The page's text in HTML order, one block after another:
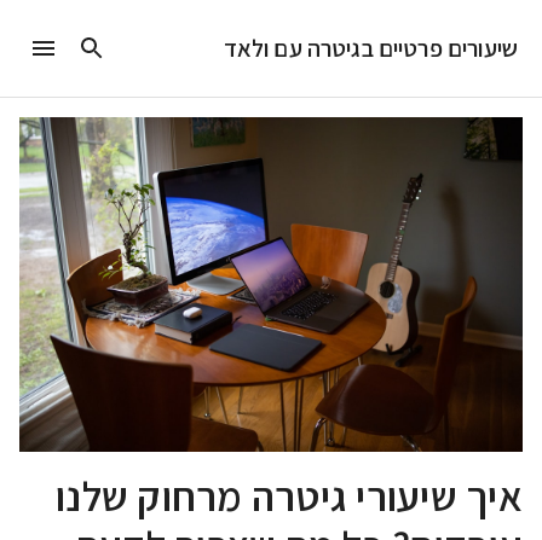
שיעורים פרטיים בגיטרה עם ולאד
איך שיעורי גיטרה מרחוק שלנו